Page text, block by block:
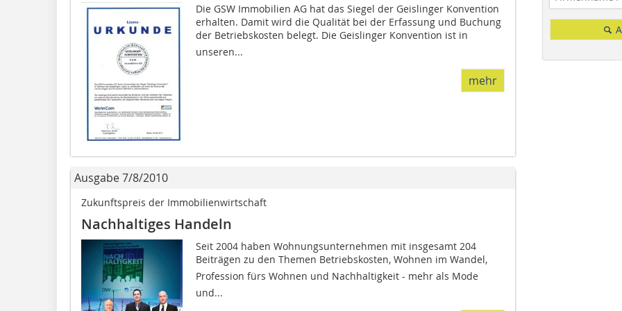
Die GSW Immobilien AG hat das Siegel der Geislinger Konvention
erhalten. Damit wird die Qualität bei der Erfassung und Buchung
der Betriebskosten belegt. Die Geislinger Konvention ist in
unseren...
mehr
Ausgabe 7/8/2010
Zukunftspreis der Immobilienwirtschaft
Nachhaltiges Handeln
Seit 2004 haben Wohnungsunternehmen mit insgesamt 204
Beiträgen zu den Themen Betriebskosten, Wohnen im Wandel,
Profession fürs Wohnen und Nachhaltigkeit - mehr als Mode
und...